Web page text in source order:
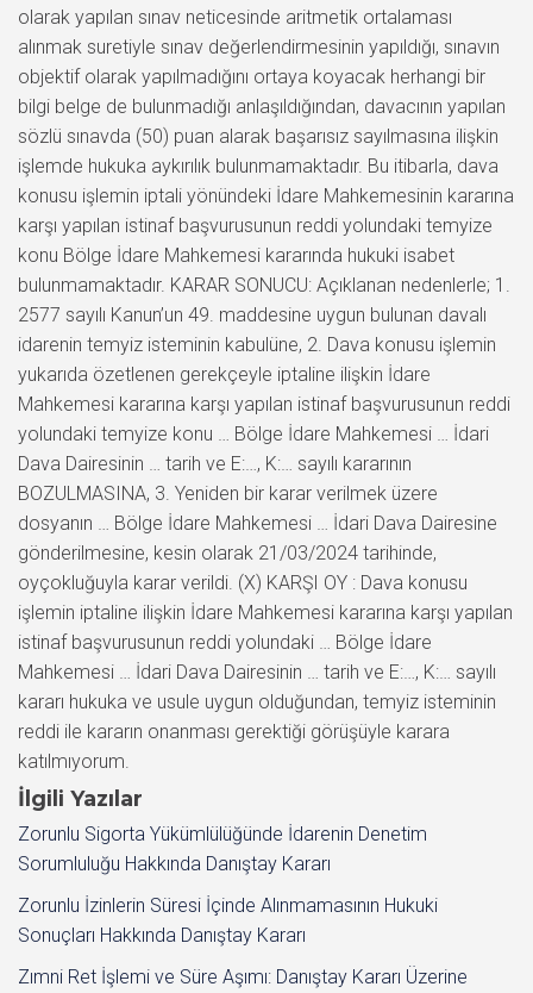
İlgili Yazılar
Zorunlu Sigorta Yükümlülüğünde İdarenin Denetim
Sorumluluğu Hakkında Danıştay Kararı
Zorunlu İzinlerin Süresi İçinde Alınmamasının Hukuki
Sonuçları Hakkında Danıştay Kararı
Zımni Ret İşlemi ve Süre Aşımı: Danıştay Kararı Üzerine